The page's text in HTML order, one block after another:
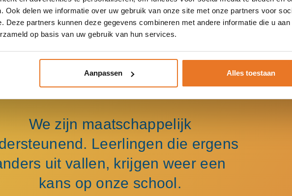
Ook delen we informatie over uw gebruik van onze site met onze partners voor
Deze partners kunnen deze gegevens combineren met andere informatie die u aan
op basis van uw gebruik van hun services.
Aanpassen Alles toestaan
We zijn maatschappelijk
Leerlingen die ergens
uit vallen, krijgen weer een
kans op onze school.